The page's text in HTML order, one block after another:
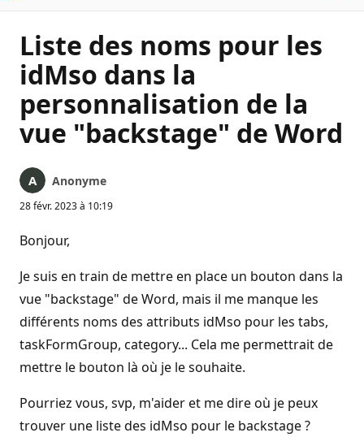
Liste des noms pour les
idMso dans la
personnalisation de la
vue "backstage" de Word
Anonyme
28 févr. 2023 à 10:19
Bonjour,
Je suis en train de mettre en place un bouton dans la
vue "backstage" de Word, mais il me manque les
différents noms des attributs idMso pour les tabs,
taskFormGroup, category... Cela me permettrait de
mettre le bouton là où je le souhaite.
Pourriez vous, svp, m'aider et me dire où je peux
trouver une liste des idMso pour le backstage ?